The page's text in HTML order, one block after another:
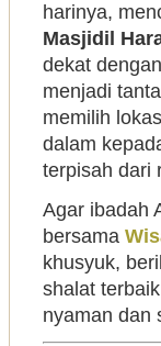
harinya,
Masjidil
dekat
menjadi
memilih
dalam
terpisah dari
Agar ibadah
bersama
khusyuk,
shalat
nyaman dan